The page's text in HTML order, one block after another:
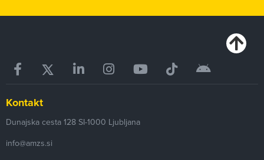
Kontakt
Dunajska cesta 128 SI-1000 Ljubljana
info@amzs.si